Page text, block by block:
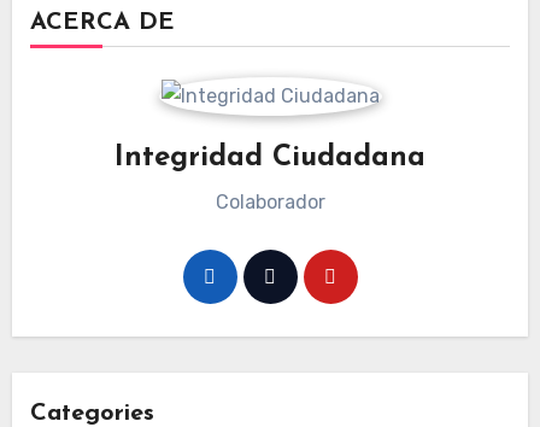
ACERCA DE
Integridad Ciudadana
Colaborador
Categories